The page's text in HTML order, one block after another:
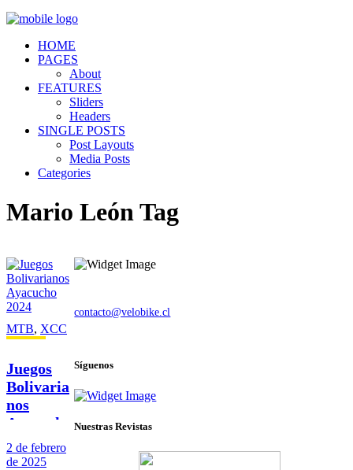
HOME
PAGES
About
FEATURES
Sliders
Headers
SINGLE POSTS
Post Layouts
Media Posts
Categories
Mario León Tag
MTB, XCC
Juegos
Bolivaria
nos
Ayacucho
2024
2 de febrero
de 2025
contacto@velobike.cl
Síguenos
Nuestras Revistas